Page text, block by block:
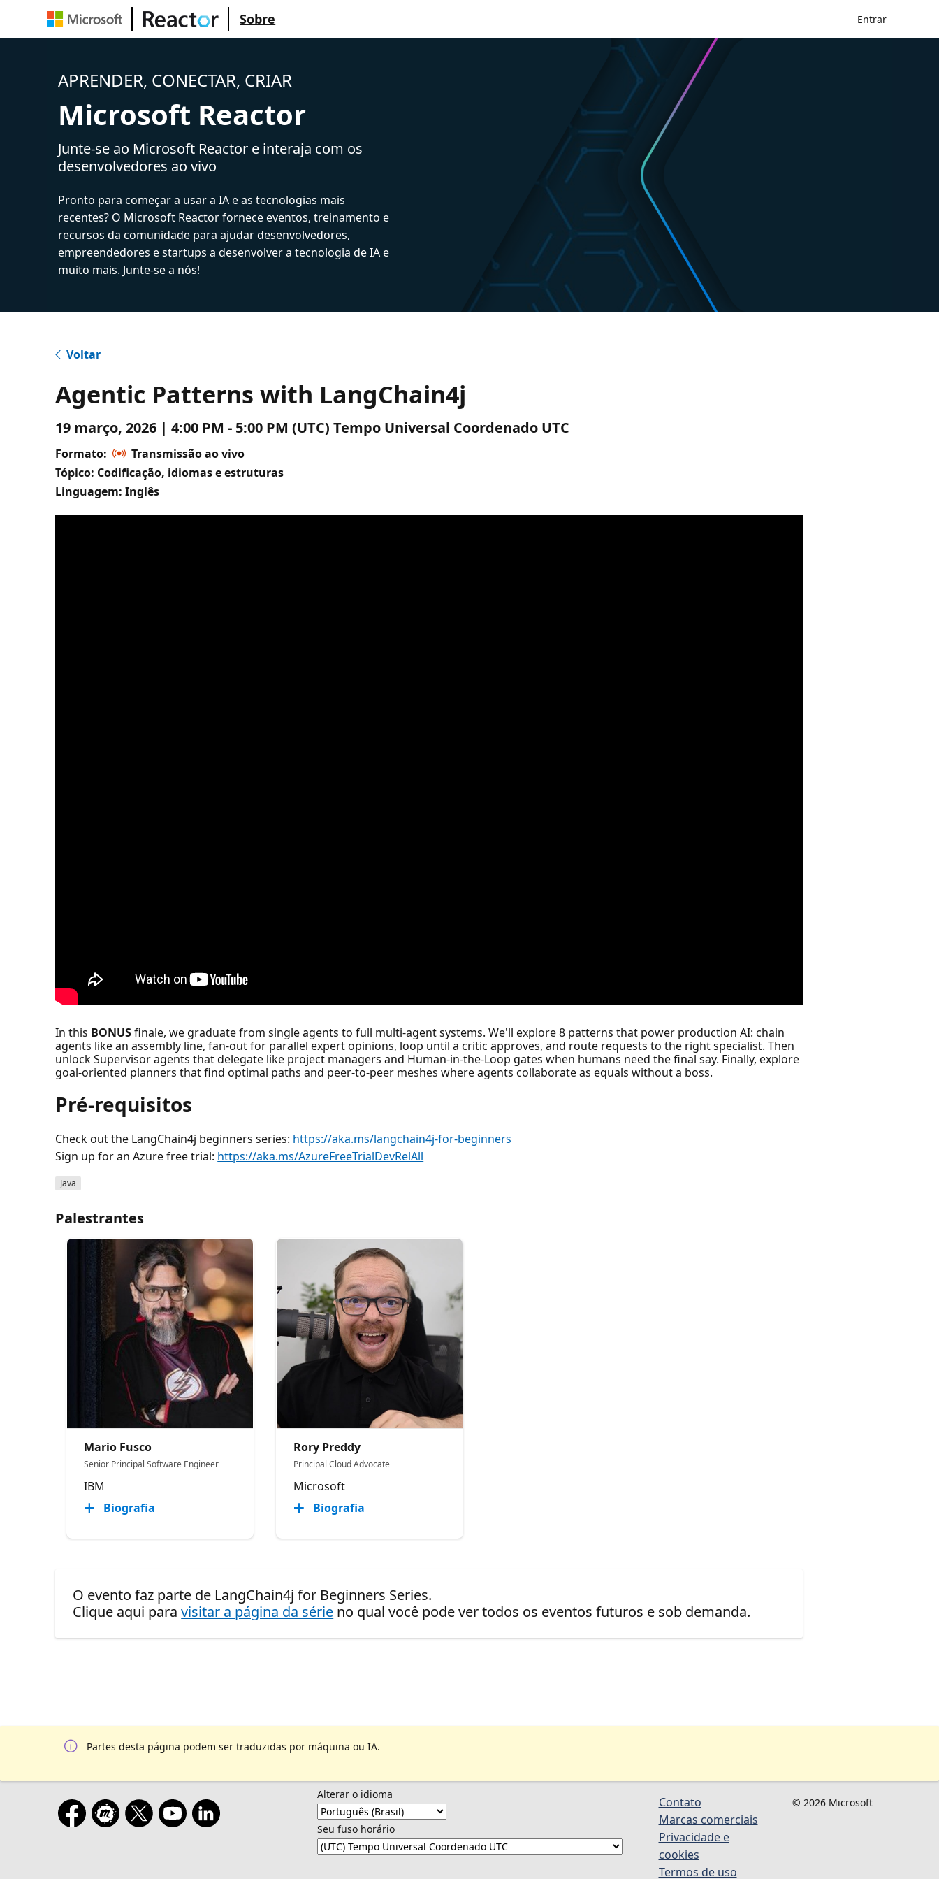
Sobre Entrar
APRENDER, CONECTAR, CRIAR
Microsoft Reactor
Junte-se ao Microsoft Reactor e interaja com os
desenvolvedores ao vivo
Pronto para começar a usar a IA e as tecnologias mais
recentes? O Microsoft Reactor fornece eventos, treinamento e
recursos da comunidade para ajudar desenvolvedores,
empreendedores e startups a desenvolver a tecnologia de IA e
muito mais. Junte-se a nós!
Voltar
Agentic Patterns with LangChain4j
19 março, 2026 | 4:00 PM - 5:00 PM (UTC) Tempo Universal Coordenado UTC
Formato:
Transmissão ao vivo
Tópico: Codificação, idiomas e estruturas
Linguagem: Inglês
In this BONUSfinale, we graduate from single agents to full multi-agent systems. We'll explore 8 patterns that power production AI: chain
agents like an assembly line, fan-out for parallel expert opinions, loop until a critic approves, and route requests to the right specialist. Then
unlock Supervisor agents that delegate like project managers and Human-in-the-Loop gates when humans need the final say. Finally, explore
goal-oriented planners that find optimal paths and peer-to-peer meshes where agents collaborate as equals without a boss.
Pré-requisitos
Check out the LangChain4j beginners series: https://aka.ms/langchain4j-for-beginners
Sign up for an Azure free trial: https://aka.ms/AzureFreeTrialDevRelAll
Java
Palestrantes
Mario Fusco
Senior Principal Software Engineer
IBM
Biografia
Rory Preddy
Principal Cloud Advocate
Microsoft
Biografia
O evento faz parte de LangChain4j for Beginners Series.
Clique aqui paravisitar a página da série no qual você pode ver todos os eventos futuros e sob demanda.
Partes desta página podem ser traduzidas por máquina ou IA.
Alterar o idioma
Seu fuso horário
Contato
Marcas comerciais
Privacidade e
cookies
Termos de uso
© 2026 Microsoft